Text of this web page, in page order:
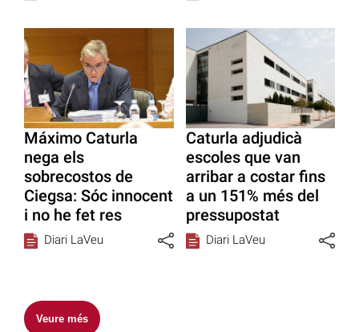
Máximo Caturla
nega els
sobrecostos de
Ciegsa: Sóc innocent
i no he fet res
Diari LaVeu
Caturla adjudicà
escoles que van
arribar a costar fins
a un 151% més del
pressupostat
Diari LaVeu
Veure més